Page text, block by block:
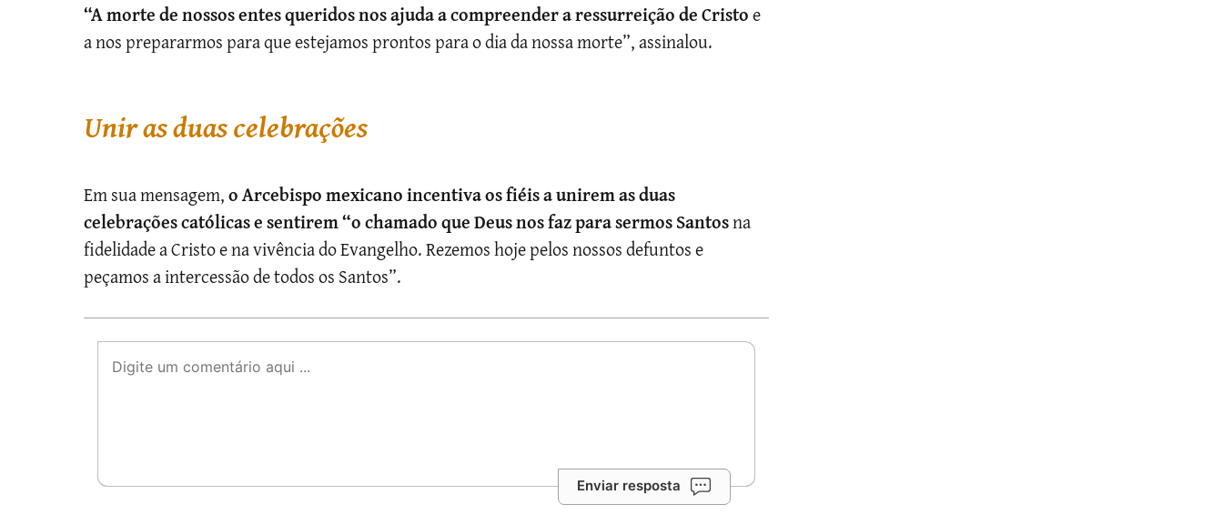
“A morte de nossos entes queridos nos ajuda a compreender a ressurreição de Cristoe
a nos prepararmos para que estejamos prontos para o dia da nossa morte”, assinalou.
Unir as duas celebrações
Em sua mensagem,o Arcebispo mexicano incentiva os fiéis a unirem as duas
celebrações católicas e sentirem “o chamado que Deus nos faz para sermos Santosna
fidelidade a Cristo e na vivência do Evangelho. Rezemos hoje pelos nossos defuntos e
peçamos a intercessão de todos os Santos”.
Enviar resposta